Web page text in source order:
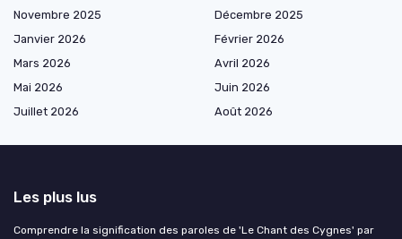
Novembre 2025
Décembre 2025
Janvier 2026
Février 2026
Mars 2026
Avril 2026
Mai 2026
Juin 2026
Juillet 2026
Août 2026
Les plus lus
Comprendre la signification des paroles de 'Le Chant des Cygnes' par